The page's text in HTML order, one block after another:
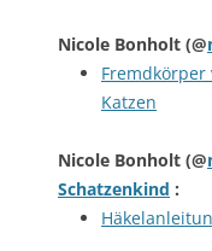
Nicole Bonholt (@
Fremdkörper
Katzen
Nicole Bonholt (@
Schatzenkind :